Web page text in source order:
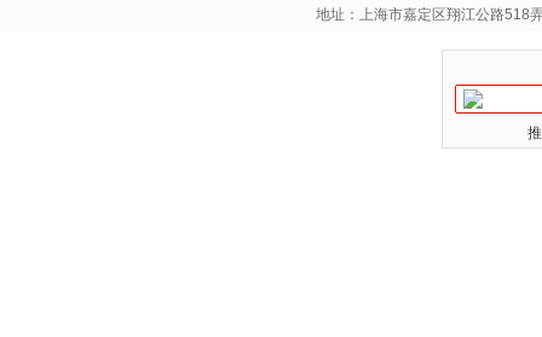
地址：上海市嘉定区翔江公路518